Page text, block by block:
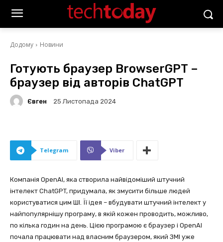
Додому Новини
Готують браузер BrowserGPT –
браузер від авторів ChatGPT
Євген 25 Листопада 2024
Telegram Viber
Компанія OpenAI, яка створила найвідоміший штучний
інтелект ChatGPT, придумала, як змусити більше людей
користуватися цим ШІ. Її ідея – вбудувати штучний інтелект у
найпопулярнішу програму, в якій кожен проводить, можливо,
по кілька годин на день. Цією програмою є браузер і OpenAI
почала працювати над власним браузером, який ЗМІ уже